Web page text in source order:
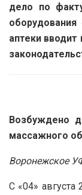
дело по
аптеки
Возбуждено
массажного
Воронежское
С «04» августа